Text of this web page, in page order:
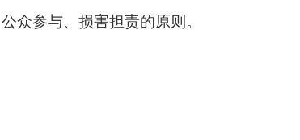
众参与、损害担责的原则。